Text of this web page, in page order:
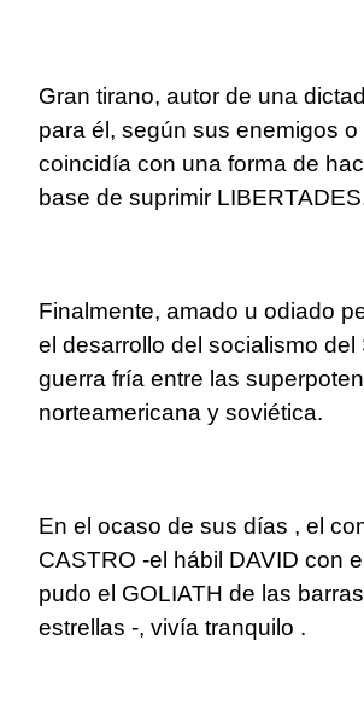
Gran tirano, autor de una
para él, según sus enemigos
coincidía con una forma de
base de suprimir
Finalmente, amado u odiado
el desarrollo del socialismo del
guerra fría entre las
norteamericana y soviética.
En el ocaso de sus días , el
CASTRO -el hábil DAVID con
pudo el GOLIATH de las
estrellas -, vivía tranquilo .